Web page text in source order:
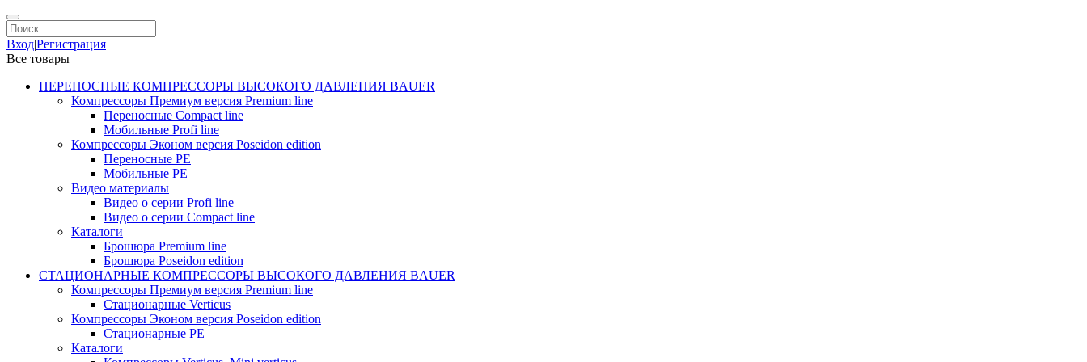
Вход|Регистрация
Все товары
ПЕРЕНОСНЫЕ КОМПРЕССОРЫ ВЫСОКОГО ДАВЛЕНИЯ BAUER
Компрессоры Премиум версия Premium line
Переносные Compact line
Мобильные Profi line
Компрессоры Эконом версия Poseidon edition
Переносные PE
Мобильные PE
Видео материалы
Видео о серии Profi line
Видео о серии Compact line
Каталоги
Брошюра Premium line
Брошюра Poseidon edition
СТАЦИОНАРНЫЕ КОМПРЕССОРЫ ВЫСОКОГО ДАВЛЕНИЯ BAUER
Компрессоры Премиум версия Premium line
Стационарные Verticus
Компрессоры Эконом версия Poseidon edition
Стационарные PE
Каталоги